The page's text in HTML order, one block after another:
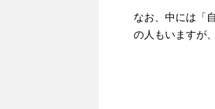
なお、中には「
の人もいますが